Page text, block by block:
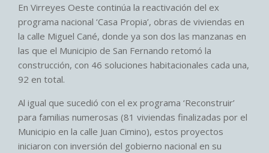
En Virreyes Oeste continúa la reactivación del ex
programa nacional ‘Casa Propia’, obras de viviendas en
la calle Miguel Cané, donde ya son dos las manzanas en
las que el Municipio de San Fernando retomó la
construcción, con 46 soluciones habitacionales cada una,
92 en total.
Al igual que sucedió con el ex programa ‘Reconstruir’
para familias numerosas (81 viviendas finalizadas por el
Municipio en la calle Juan Cimino), estos proyectos
iniciaron con inversión del gobierno nacional en su